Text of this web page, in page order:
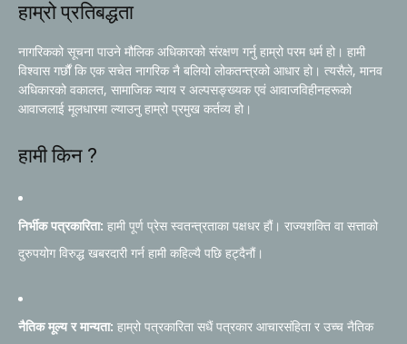
हाम्रो प्रतिबद्धता
नागरिकको सूचना पाउने मौलिक अधिकारको संरक्षण गर्नु हाम्रो परम धर्म हो। हामी
विश्वास गर्छौं कि एक सचेत नागरिक नै बलियो लोकतन्त्रको आधार हो। त्यसैले, मानव
अधिकारको वकालत, सामाजिक न्याय र अल्पसङ्ख्यक एवं आवाजविहीनहरूको
आवाजलाई मूलधारमा ल्याउनु हाम्रो प्रमुख कर्तव्य हो।
हामी किन ?
निर्भीक पत्रकारिता: हामी पूर्ण प्रेस स्वतन्त्रताका पक्षधर हौं। राज्यशक्ति वा सत्ताको
दुरुपयोग विरुद्ध खबरदारी गर्न हामी कहिल्यै पछि हट्दैनौं।
नैतिक मूल्य र मान्यता: हाम्रो पत्रकारिता सधैं पत्रकार आचारसंहिता र उच्च नैतिक